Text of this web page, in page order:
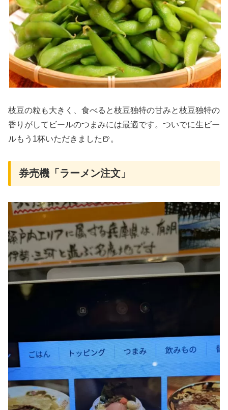
枝豆の粒も大きく、食べると枝豆独特の甘みと枝豆独特の
香りがしてビールのつまみには最適です。ついでに生ビー
ルもう1杯いただきました🍺。
券売機「ラーメン注文」